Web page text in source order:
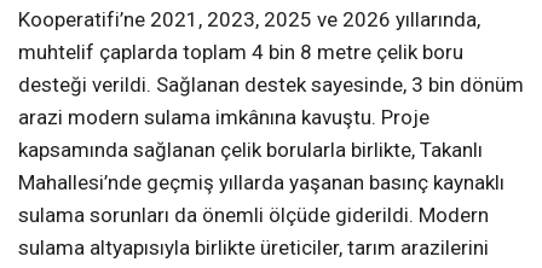
Kooperatifi’ne 2021, 2023, 2025 ve 2026 yıllarında,
muhtelif çaplarda toplam 4 bin 8 metre çelik boru
desteği verildi. Sağlanan destek sayesinde, 3 bin dönüm
arazi modern sulama imkânına kavuştu. Proje
kapsamında sağlanan çelik borularla birlikte, Takanlı
Mahallesi’nde geçmiş yıllarda yaşanan basınç kaynaklı
sulama sorunları da önemli ölçüde giderildi. Modern
sulama altyapısıyla birlikte üreticiler, tarım arazilerini